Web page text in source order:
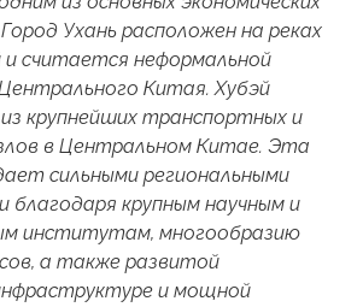
Ухань расположен на реках
считается неформальной
Китая. Хубэй
крупнейших транспортных и
в Центральном Китае. Эта
сильными региональными
крупным научным и
институтам, многообразию
а также развитой
и мощной